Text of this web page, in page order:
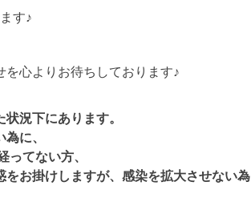
す♪
を心よりお待ちしております♪
況下にあります。
に、
てない方、
お掛けしますが、感染を拡大させない為